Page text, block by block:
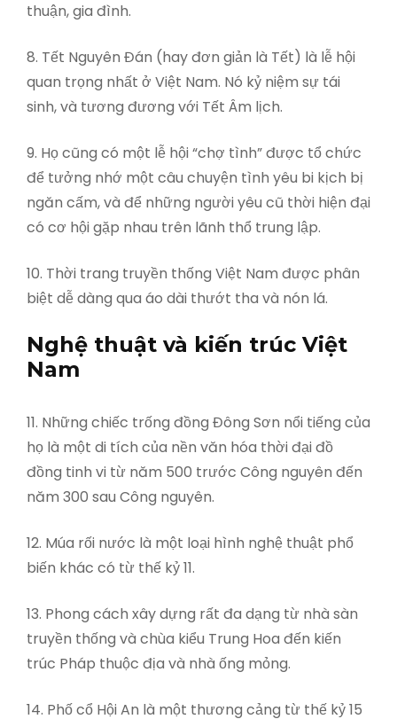
thuận, gia đình.
8. Tết Nguyên Đán (hay đơn giản là Tết) là lễ hội
quan trọng nhất ở Việt Nam. Nó kỷ niệm sự tái
sinh, và tương đương với Tết Âm lịch.
9. Họ cũng có một lễ hội “chợ tình” được tổ chức
để tưởng nhớ một câu chuyện tình yêu bi kịch bị
ngăn cấm, và để những người yêu cũ thời hiện đại
có cơ hội gặp nhau trên lãnh thổ trung lập.
10. Thời trang truyền thống Việt Nam được phân
biệt dễ dàng qua áo dài thướt tha và nón lá.
Nghệ thuật và kiến trúc Việt
Nam
11. Những chiếc trống đồng Đông Sơn nổi tiếng của
họ là một di tích của nền văn hóa thời đại đồ
đồng tinh vi từ năm 500 trước Công nguyên đến
năm 300 sau Công nguyên.
12. Múa rối nước là một loại hình nghệ thuật phổ
biến khác có từ thế kỷ 11.
13. Phong cách xây dựng rất đa dạng từ nhà sàn
truyền thống và chùa kiểu Trung Hoa đến kiến ​​
trúc Pháp thuộc địa và nhà ống mỏng.
14. Phố cổ Hội An là một thương cảng từ thế kỷ 15